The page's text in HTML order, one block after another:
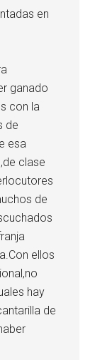
en
ganado
con la
de
esa
clase
de
ellos
hay
de